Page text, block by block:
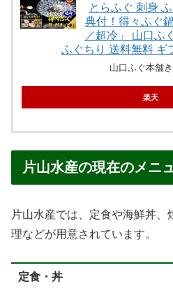
とらふぐ 刺身
典付！得々ふぐ
／超冷」 山口ふ
ふぐちり 送料無料 ギ
山口ふぐ本舗き
楽天
片山水産の現在のメニ
片山水産では、定食や海鮮丼
理などが用意されています。
定食・丼